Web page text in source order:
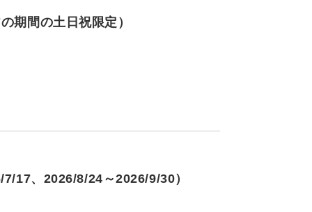
期間の土日祝限定）
17、2026/8/24～2026/9/30）